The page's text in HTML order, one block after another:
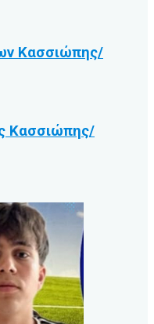
Κασσιώπης/
Κασσιώπης/